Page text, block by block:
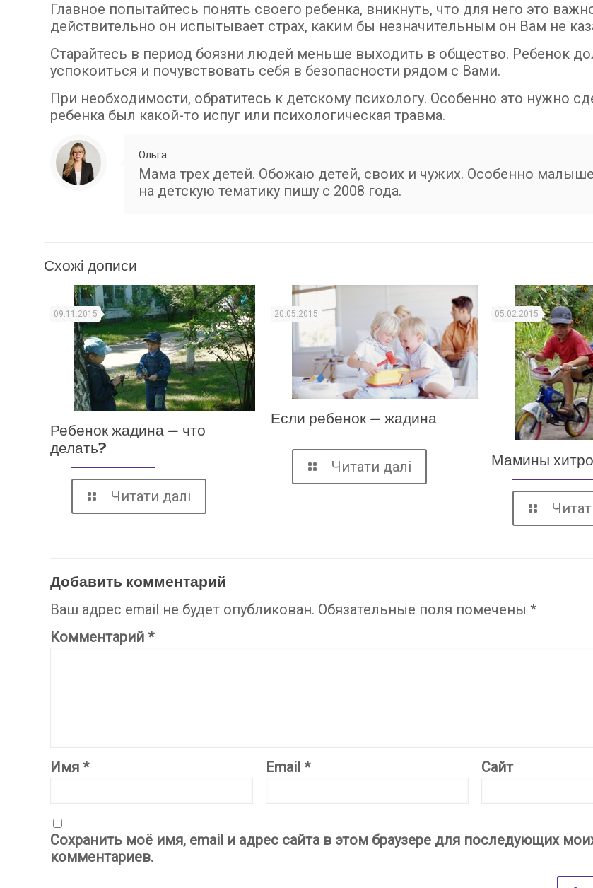
Главное попытайтесь понять своего ребенка, вникнуть, что для него это
действительно он испытывает страх, каким бы незначительным он Вам не
Старайтесь в период боязни людей меньше выходить в общество. Ребенок
успокоиться и почувствовать себя в безопасности рядом с Вами.
При необходимости, обратитесь к детскому психологу. Особенно это нужно
ребенка был какой-то испуг или психологическая травма.
Ольга
Мама трех детей. Обожаю детей, своих и чужих. Особенно
на детскую тематику пишу с 2008 года.
Схожі дописи
09.11.2015
Ребенок жадина — что
делать?
Читати далі
20.05.2015
Если ребенок — жадина
Читати далі
05.02.2015
Мамины
Добавить комментарий
Ваш адрес email не будет опубликован. Обязательные поля помечены*
Комментарий*
Имя* Email* Сайт
Сохранить моё имя, email и адрес сайта в этом браузере для последующих
комментариев.